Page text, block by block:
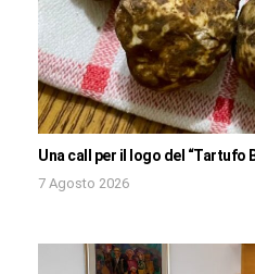
Una call per il logo del “Tartufo
7 Agosto 2026